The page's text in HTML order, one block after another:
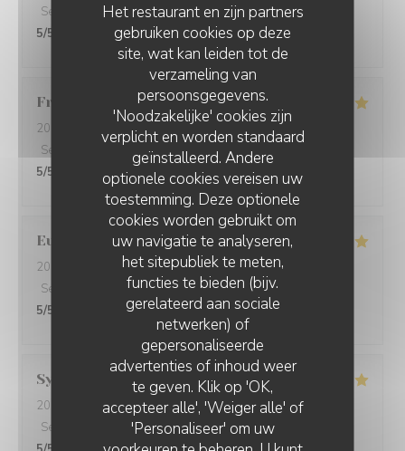
Het restaurant en zijn partners
gebruiken cookies op deze
site, wat kan leiden tot de
verzameling van
persoonsgegevens.
'Noodzakelijke' cookies zijn
verplicht en worden standaard
geïnstalleerd. Andere
optionele cookies vereisen uw
toestemming. Deze optionele
cookies worden gebruikt om
uw navigatie te analyseren,
het sitepubliek te meten,
functies te bieden (bijv.
gerelateerd aan sociale
netwerken) of
gepersonaliseerde
advertenties of inhoud weer
te geven. Klik op 'OK,
accepteer alle', 'Weiger alle' of
'Personaliseer' om uw
Service
/5 Atmosfeer:4/5 Keuken:5/5 Kwaliteit / Prijs
5/5
Francine
2026-08-01
- 19:30 - Gasten 4
Service
Atmosfeer : /5 Keuken /5
5/5
Eurélia
2026-07-31
- 19:45 - Gasten 4
Service
Atmosfeer: 5 /5 Keuken: 5 /5 Kwaliteit / Prijs
5/5
Sylvie
2026-07-31 - 19:15 - Gasten 2
Service
Atmosfeer:5/5 Keuken:5 /5 Kwaliteit / Prijs